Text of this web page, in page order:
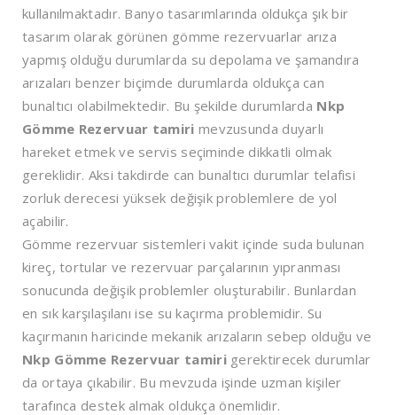
kullanılmaktadır. Banyo tasarımlarında oldukça şık bir
tasarım olarak görünen gömme rezervuarlar arıza
yapmış olduğu durumlarda su depolama ve şamandıra
arızaları benzer biçimde durumlarda oldukça can
bunaltıcı olabilmektedir. Bu şekilde durumlarda Nkp
Gömme Rezervuar tamiri mevzusunda duyarlı
hareket etmek ve servis seçiminde dikkatli olmak
gereklidir. Aksi takdirde can bunaltıcı durumlar telafisi
zorluk derecesi yüksek değişik problemlere de yol
açabilir.
Gömme rezervuar sistemleri vakit içinde suda bulunan
kireç, tortular ve rezervuar parçalarının yıpranması
sonucunda değişik problemler oluşturabilir. Bunlardan
en sık karşılaşılanı ise su kaçırma problemidir. Su
kaçırmanın haricinde mekanik arızaların sebep olduğu ve
Nkp Gömme Rezervuar tamiri gerektirecek durumlar
da ortaya çıkabilir. Bu mevzuda işinde uzman kişiler
tarafınca destek almak oldukça önemlidir.